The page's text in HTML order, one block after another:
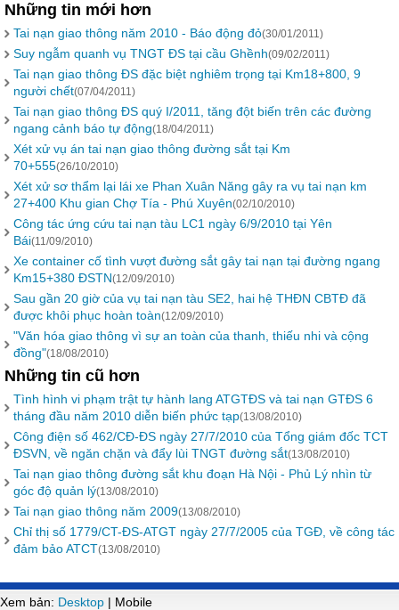
Những tin mới hơn
Tai nạn giao thông năm 2010 - Báo động đỏ(30/01/2011)
Suy ngẫm quanh vụ TNGT ĐS tại cầu Ghềnh(09/02/2011)
Tai nạn giao thông ĐS đặc biệt nghiêm trọng tại Km18+800, 9
người chết(07/04/2011)
Tai nạn giao thông ĐS quý I/2011, tăng đột biến trên các đường
ngang cảnh báo tự động(18/04/2011)
Xét xử vụ án tai nạn giao thông đường sắt tại Km
70+555(26/10/2010)
Xét xử sơ thẩm lại lái xe Phan Xuân Năng gây ra vụ tai nạn km
27+400 Khu gian Chợ Tía - Phú Xuyên(02/10/2010)
Công tác ứng cứu tai nạn tàu LC1 ngày 6/9/2010 tại Yên
Bái(11/09/2010)
Xe container cố tình vượt đường sắt gây tai nạn tại đường ngang
Km15+380 ĐSTN(12/09/2010)
Sau gần 20 giờ của vụ tai nạn tàu SE2, hai hệ THĐN CBTĐ đã
được khôi phục hoàn toàn(12/09/2010)
"Văn hóa giao thông vì sự an toàn của thanh, thiếu nhi và cộng
đồng"(18/08/2010)
Những tin cũ hơn
Tình hình vi phạm trật tự hành lang ATGTĐS và tai nạn GTĐS 6
tháng đầu năm 2010 diễn biến phức tạp(13/08/2010)
Công điện số 462/CĐ-ĐS ngày 27/7/2010 của Tổng giám đốc TCT
ĐSVN, về ngăn chặn và đẩy lùi TNGT đường sắt(13/08/2010)
Tai nạn giao thông đường sắt khu đoạn Hà Nội - Phủ Lý nhìn từ
góc độ quản lý(13/08/2010)
Tai nạn giao thông năm 2009(13/08/2010)
Chỉ thị số 1779/CT-ĐS-ATGT ngày 27/7/2005 của TGĐ, về công tác
đảm bảo ATCT(13/08/2010)
Xem bản: Desktop | Mobile